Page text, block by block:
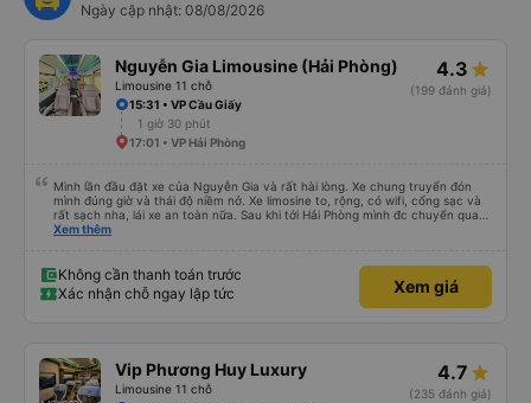
Ngày cập nhật: 08/08/2026
Nguyễn Gia Limousine (Hải Phòng)
Limousine 11 chỗ
4.3
(199 đánh giá)
15:31 • VP Cầu Giấy
1 giờ 30 phút
17:01 • VP Hải Phòng
Mình lần đầu đặt xe của Nguyễn Gia và rất hài lòng. Xe chung truyển đón
mình đúng giờ và thái độ niềm nở. Xe limosine to, rộng, có wifi, cổng sạc và
rất sạch nha, lái xe an toàn nữa. Sau khi tới Hải Phòng mình đc chuyển qua
xe trung chuyển ( vf6) sạch sẽ, thoải mái bạn lái xe rất nice. 1 trải nghiệm
Xem thêm
Không cần thanh toán trước
Xác nhận chỗ ngay lập tức
Xem giá
Vip Phương Huy Luxury
Limousine 11 chỗ
4.7
(235 đánh giá)